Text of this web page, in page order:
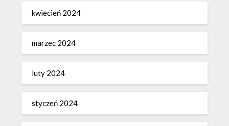
kwiecień 2024
marzec 2024
luty 2024
styczeń 2024